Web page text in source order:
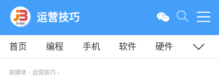
运营技巧
首页 编程 手机 软件
硬件
教程
平面
自媒体> 运营技巧 >